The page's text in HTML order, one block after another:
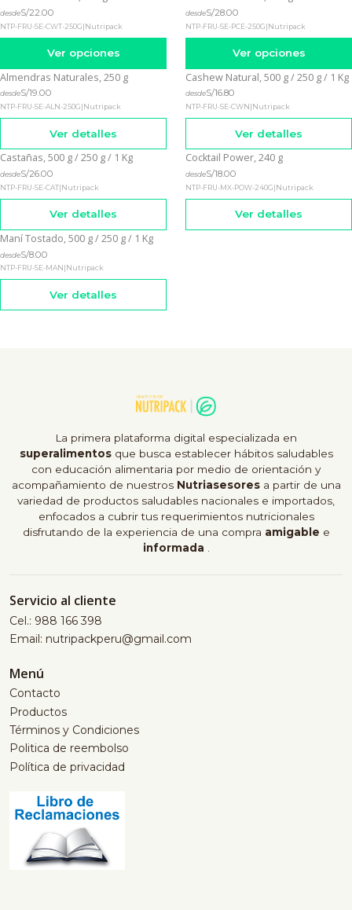
desdeS/22.00
NTP-FRU-SE-CWT-250G|Nutripack
Ver opciones
desdeS/28.00
NTP-FRU-SE-PCE-250G|Nutripack
Ver opciones
Agotado
Almendras Naturales, 250 g
desdeS/19.00
NTP-FRU-SE-ALN-250G|Nutripack
Ver detalles
Agotado
Cashew Natural, 500 g / 250 g / 1 Kg
desdeS/16.80
NTP-FRU-SE-CWN|Nutripack
Ver detalles
Agotado
Castañas, 500 g / 250 g / 1 Kg
desdeS/26.00
NTP-FRU-SE-CAT|Nutripack
Ver detalles
Agotado
Cocktail Power, 240 g
desdeS/18.00
NTP-FRU-MX-POW-240G|Nutripack
Ver detalles
Agotado
Maní Tostado, 500 g / 250 g / 1 Kg
desdeS/8.00
NTP-FRU-SE-MAN Nutripack
Ver detalles
La primera plataforma digital especializada en
superalimentosque busca establecer hábitos saludables
con educación alimentaria por medio de orientación y
acompañamiento de nuestros Nutriasesores a partir de una
variedad de productos saludables nacionales e importados,
enfocados a cubrir tus requerimientos nutricionales
disfrutando de la experiencia de una compra amigable e
informada .
Servicio al cliente
Cel.: 988 166 398
Email: nutripackperu@gmail.com
Menú
Contacto
Productos
Términos y Condiciones
Politica de reembolso
Política de privacidad